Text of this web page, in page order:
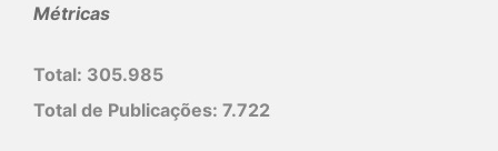
Métricas
Total: 305.985
Total de Publicações: 7.722